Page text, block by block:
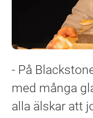
- På
med många
alla älskar att